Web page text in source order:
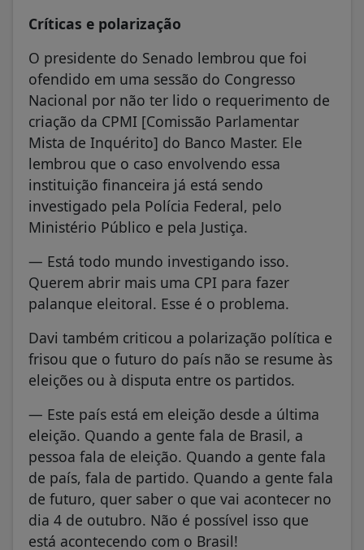
Críticas e polarização
O presidente do Senado lembrou que foi
ofendido em uma sessão do Congresso
Nacional por não ter lido o requerimento de
criação da CPMI [Comissão Parlamentar
Mista de Inquérito] do Banco Master. Ele
lembrou que o caso envolvendo essa
instituição financeira já está sendo
investigado pela Polícia Federal, pelo
Ministério Público e pela Justiça.
— Está todo mundo investigando isso.
Querem abrir mais uma CPI para fazer
palanque eleitoral. Esse é o problema.
Davi também criticou a polarização política e
frisou que o futuro do país não se resume às
eleições ou à disputa entre os partidos.
— Este país está em eleição desde a última
eleição. Quando a gente fala de Brasil, a
pessoa fala de eleição. Quando a gente fala
de país, fala de partido. Quando a gente fala
de futuro, quer saber o que vai acontecer no
dia 4 de outubro. Não é possível isso que
está acontecendo com o Brasil!